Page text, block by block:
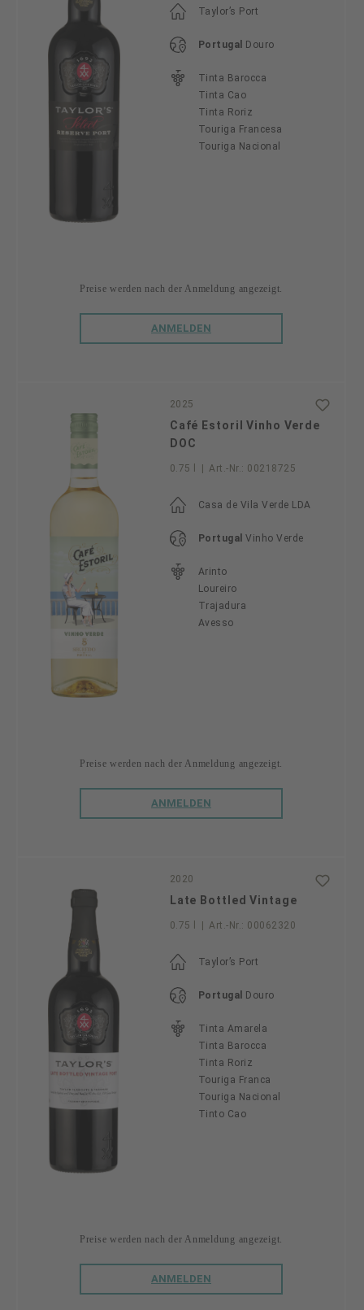
Taylor’s Port
Portugal Douro
Tinta Barocca
Tinta Cao
Tinta Roriz
Touriga Francesa
Touriga Nacional
Preise werden nach der Anmeldung angezeigt.
ANMELDEN
2025
Café Estoril Vinho Verde
DOC
0.75 l Art.-Nr.: 00218725
Casa de Vila Verde LDA
Portugal Vinho Verde
Arinto
Loureiro
Trajadura
Avesso
Preise werden nach der Anmeldung angezeigt.
ANMELDEN
2020
Late Bottled Vintage
0.75 l Art.-Nr.: 00062320
Taylor’s Port
Portugal Douro
Tinta Amarela
Tinta Barocca
Tinta Roriz
Touriga Franca
Touriga Nacional
Tinto Cao
Preise werden nach der Anmeldung angezeigt.
ANMELDEN